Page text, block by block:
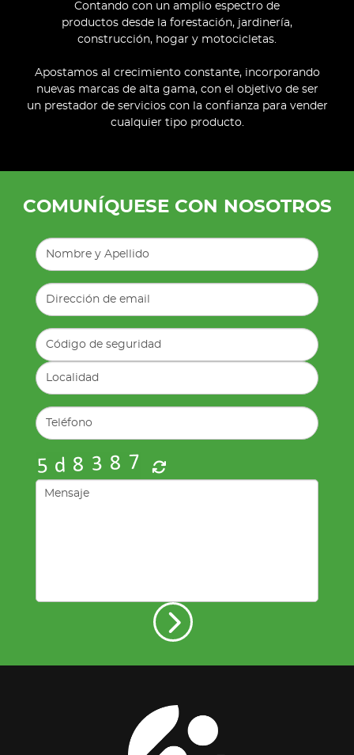
Contando con un amplio espectro de
productos desde la forestación, jardinería,
construcción, hogar y motocicletas.
Apostamos al crecimiento constante, incorporando
nuevas marcas de alta gama, con el objetivo de ser
un prestador de servicios con la confianza para vender
cualquier tipo producto.
COMUNÍQUESE CON NOSOTROS